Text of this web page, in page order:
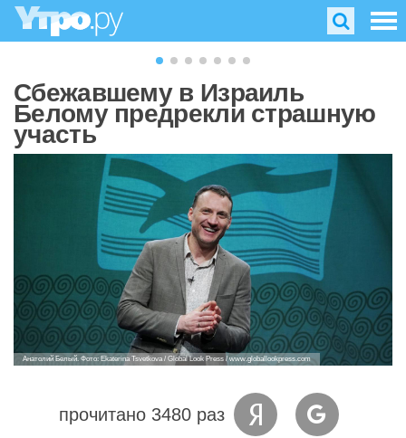
Сбежавшему в Израиль
Белому предрекли страшную
участь
Анатолий Белый. Фото: Ekaterina Tsvetkova / Global Look Press / www.globallookpress.com
прочитано 3480 раз